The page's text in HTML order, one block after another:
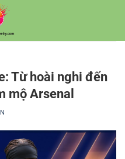
Từ hoài nghi đến
mộ Arsenal